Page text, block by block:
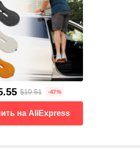
$10.51 -47%
на AliExpress